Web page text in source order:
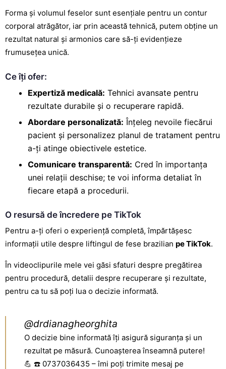
Forma și volumul feselor sunt esențiale pentru un contur
corporal atrăgător, iar prin această tehnică, putem obține un
rezultat natural și armonios care să-ți evidențieze
frumusețea unică.
Ce îți ofer:
Expertiză medicală: Tehnici avansate pentru
rezultate durabile și o recuperare rapidă.
Abordare personalizată: Înțeleg nevoile fiecărui
pacient și personalizez planul de tratament pentru
a-ți atinge obiectivele estetice.
Comunicare transparentă: Cred în importanța
unei relații deschise; te voi informa detaliat în
fiecare etapă a procedurii.
O resursă de încredere pe TikTok
Pentru a-ți oferi o experiență completă, împărtășesc
informații utile despre liftingul de fese brazilian pe TikTok.
În videoclipurile mele vei găsi sfaturi despre pregătirea
pentru procedură, detalii despre recuperare și rezultate,
pentru ca tu să poți lua o decizie informată.
@drdianagheorghita
O decizie bine informată îți asigură siguranța și un
rezultat pe măsură. Cunoașterea înseamnă putere!
💪 ☎️ 0737036435 – îmi poți trimite mesaj pe